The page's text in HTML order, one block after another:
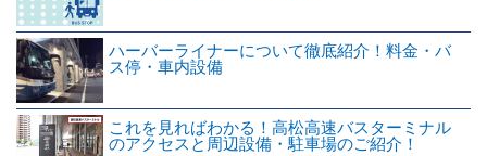
ハーバーライナーについて徹底紹介！料金・バ
ス停・車内設備
これを見ればわかる！高松高速バスターミナル
のアクセスと周辺設備・駐車場のご紹介！